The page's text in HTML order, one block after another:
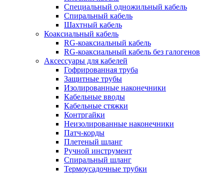
Специальный одножильный кабель
Спиральный кабель
Шахтный кабель
Коаксиальный кабель
RG-коаксиальный кабель
RG-коаксиальный кабель без галогенов
Аксессуары для кабелей
Гофрированная труба
Защитные трубы
Изолированные наконечники
Кабельные вводы
Кабельные стяжки
Контргайки
Неизолированные наконечники
Патч-корды
Плетеный шланг
Ручной инструмент
Спиральный шланг
Термоусадочные трубки